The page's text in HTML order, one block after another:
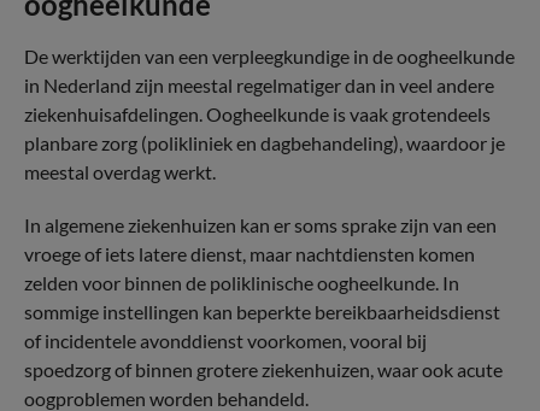
De werktijden van een verpleegkundige in de oogheelkunde
in Nederland zijn meestal regelmatiger dan in veel andere
ziekenhuisafdelingen. Oogheelkunde is vaak grotendeels
planbare zorg (polikliniek en dagbehandeling), waardoor je
meestal overdag werkt.
In algemene ziekenhuizen kan er soms sprake zijn van een
vroege of iets latere dienst, maar nachtdiensten komen
zelden voor binnen de poliklinische oogheelkunde. In
sommige instellingen kan beperkte bereikbaarheidsdienst
of incidentele avonddienst voorkomen, vooral bij
spoedzorg of binnen grotere ziekenhuizen, waar ook acute
oogproblemen worden behandeld.